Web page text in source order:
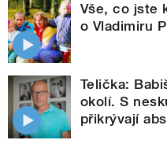
Vše, co jste
o Vladimiru
Telička:
okolí. S
přikrývají